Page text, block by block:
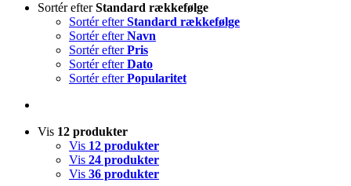
Sortér efterStandard rækkefølge
Sortér efterStandard rækkefølge
Sortér efterNavn
Sortér efterPris
Sortér efterDato
Sortér efterPopularitet
Vis 12 produkter
Vis 12 produkter
Vis 24 produkter
Vis 36 produkter